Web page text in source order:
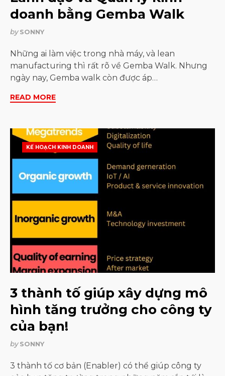
doanh bằng Gemba Walk
bySONNY
Những ai làm việc trong nhà máy, và lean
manufacturing thì rất rõ về Gemba Walk. Nhưng
ngày nay, Gemba walk còn được áp…
READ MORE
KẾ HOẠCH KINH DOANH
3 thành tố giúp xây dựng mô
hình tăng trưởng cho công ty
của bạn!
bySONNY
3 thành tố cơ bản (Enabler) có thể giúp công ty